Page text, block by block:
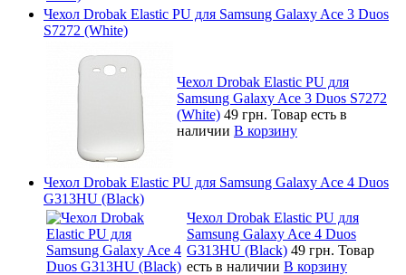
Чехол Drobak Elastic PU для Samsung Galaxy Ace 3 Duos
S7272 (White)
Чехол Drobak Elastic PU для
Samsung Galaxy Ace 3 Duos S7272
(White) 49 грн. Товар есть в
наличии В корзину
Чехол Drobak Elastic PU для Samsung Galaxy Ace 4 Duos
G313HU (Black)
Чехол Drobak Elastic PU для
Samsung Galaxy Ace 4 Duos
G313HU (Black) 49 грн. Товар
есть в наличии В корзину